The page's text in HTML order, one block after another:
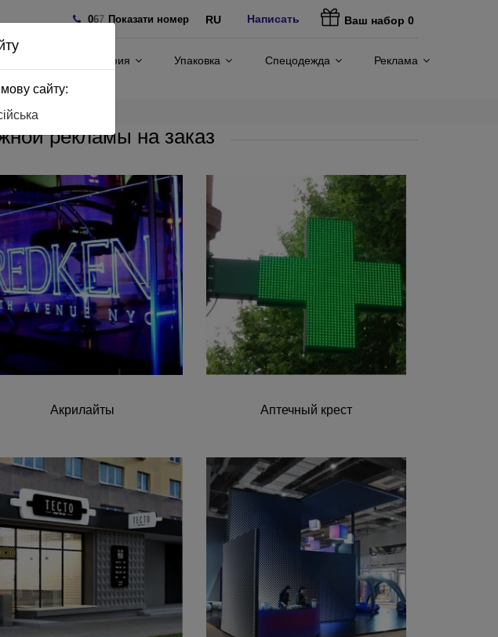
067 Показати номер RU Написать Ваш набор 0
Полиграфия Упаковка Спецодежда Реклама
рекламы на заказ
сайту:
Акрилайты Аптечный крест